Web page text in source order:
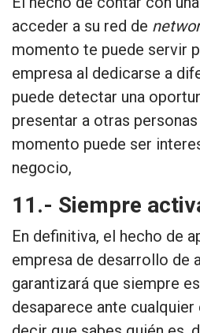
acceder a su red de
momento te puede servir
empresa al dedicarse a
puede detectar una
presentar a otras
momento puede ser
negocio,
11.- Siempre
En definitiva, el hecho de
empresa de desarrollo de
garantizará que siempre
desaparece ante cualquier